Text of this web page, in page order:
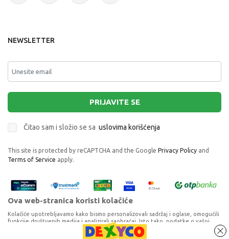
NEWSLETTER
PRIJAVITE SE
Čitao sam i složio se sa uslovima korišćenja
This site is protected by reCAPTCHA and the Google Privacy Policy and
Terms of Service apply.
Ova web-stranica koristi kolačiće
Kolačiće upotrebljavamo kako bismo personalizovali sadržaj i oglase, omogućili
funkcije društvenih medija i analizirali saobraćaj. Isto tako, podatke o vašoj
upotrebi naše web-lokacije delimo s partnerima za društvene medije,
oglašavanje i analizu, a oni ih mogu kombinovati s drugim podacima koje ste im